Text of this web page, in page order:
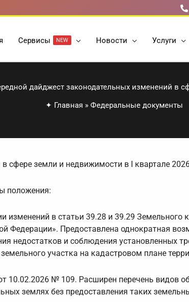
Cервисы NEW Новости Услуги
дайджест законодательных изменений в
✦ Главная » Федеральные документы
сфере земли и недвижимости в I квартале
положения:
в статьи 39.28 и 39.29 Земельного
Федерации». Предоставлена однократная
недостатков и соблюдения установленных
участка на кадастровом плане
10.02.2026 № 109. Расширен перечень видов
землях без предоставления таких